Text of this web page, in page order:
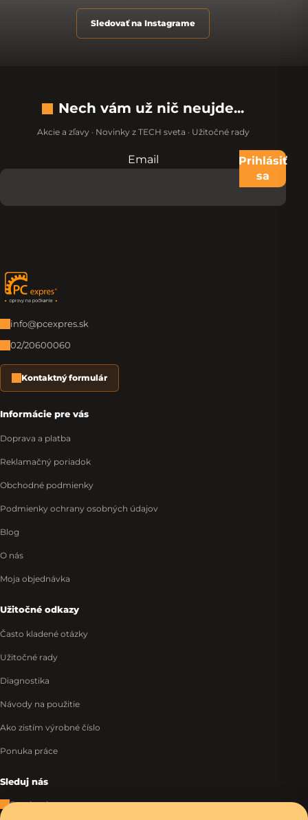
Sledovať na Instagrame
Nech vám už nič neujde...
Akcie a zľavy · Novinky z TECH sveta · Užitočné rady
Nevypĺňajte toto pole:
Email
Prihlásiť
sa
Zápätie
info@pcexpres.sk
02/20600060
Kontaktný formulár
Informácie pre vás
Doprava a platba
Reklamačný poriadok
Obchodné podmienky
Podmienky ochrany osobných údajov
Blog
O nás
Moja objednávka
Užitočné odkazy
Často kladené otázky
Užitočné rady
Diagnostika
Návody na použitie
Ako zistím výrobné číslo
Ponuka práce
Sleduj nás
Facebook